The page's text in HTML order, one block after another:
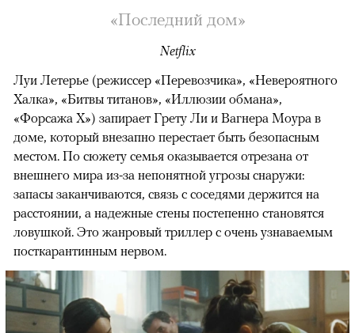
«Последний дом»
Netflix
Луи Летерье (режиссер «Перевозчика», «Невероятного
Халка», «Битвы титанов», «Иллюзии обмана»,
«Форсажа X») запирает Грету Ли и Вагнера Моура в
доме, который внезапно перестает быть безопасным
местом. По сюжету семья оказывается отрезана от
внешнего мира из-за непонятной угрозы снаружи:
запасы заканчиваются, связь с соседями держится на
расстоянии, а надежные стены постепенно становятся
ловушкой. Это жанровый триллер с очень узнаваемым
посткарантинным нервом.